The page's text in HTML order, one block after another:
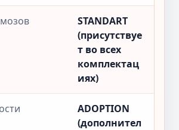
STANDART
(присутствуе
т во всех
комплектац
иях)
ADOPTION
(дополнител